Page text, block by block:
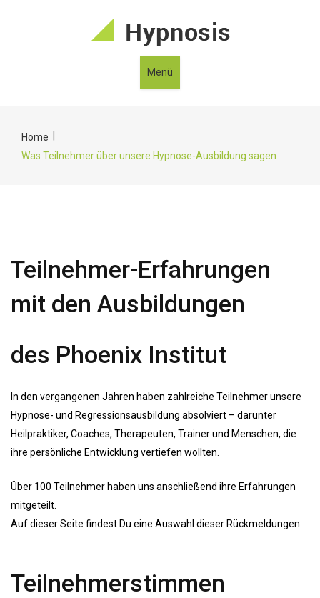
Menü
Home
Was Teilnehmer über unsere Hypnose-Ausbildung sagen
Teilnehmer-Erfahrungen
mit den Ausbildungen
des Phoenix Institut
In den vergangenen Jahren haben zahlreiche Teilnehmer unsere
Hypnose- und Regressionsausbildung absolviert – darunter
Heilpraktiker, Coaches, Therapeuten, Trainer und Menschen, die
ihre persönliche Entwicklung vertiefen wollten.
Über 100 Teilnehmer haben uns anschließend ihre Erfahrungen
mitgeteilt.
Auf dieser Seite findest Du eine Auswahl dieser Rückmeldungen.
Teilnehmerstimmen